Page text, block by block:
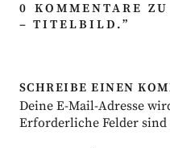
0 KOMMENTARE
– TITELBILD.”
SCHREIBE EINEN
Deine E-Mail-Adresse
Erforderliche Felder